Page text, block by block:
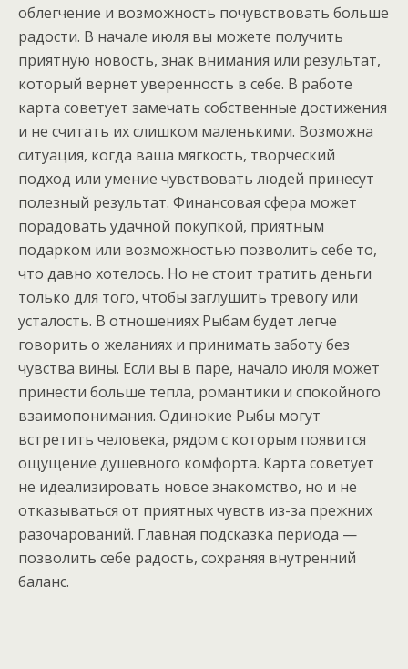
облегчение и возможность почувствовать больше
радости. В начале июля вы можете получить
приятную новость, знак внимания или результат,
который вернет уверенность в себе. В работе
карта советует замечать собственные достижения
и не считать их слишком маленькими. Возможна
ситуация, когда ваша мягкость, творческий
подход или умение чувствовать людей принесут
полезный результат. Финансовая сфера может
порадовать удачной покупкой, приятным
подарком или возможностью позволить себе то,
что давно хотелось. Но не стоит тратить деньги
только для того, чтобы заглушить тревогу или
усталость. В отношениях Рыбам будет легче
говорить о желаниях и принимать заботу без
чувства вины. Если вы в паре, начало июля может
принести больше тепла, романтики и спокойного
взаимопонимания. Одинокие Рыбы могут
встретить человека, рядом с которым появится
ощущение душевного комфорта. Карта советует
не идеализировать новое знакомство, но и не
отказываться от приятных чувств из-за прежних
разочарований. Главная подсказка периода —
позволить себе радость, сохраняя внутренний
баланс.